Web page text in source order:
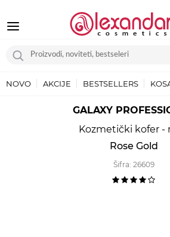
NOVO AKCIJE BESTSELLERS
GALAXY
Kozmetički kofer -
Rose Gold
Šifra: 26609